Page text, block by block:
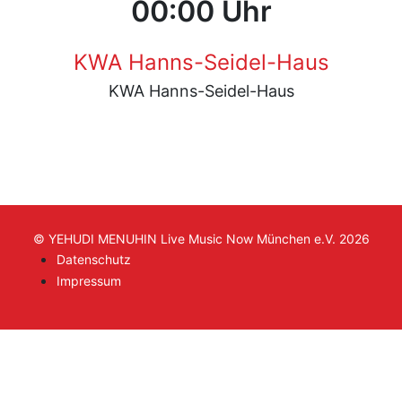
00:00 Uhr
KWA Hanns-Seidel-Haus
KWA Hanns-Seidel-Haus
© YEHUDI MENUHIN Live Music Now München e.V. 2026
Datenschutz
Impressum